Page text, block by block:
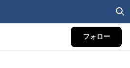
フォロー